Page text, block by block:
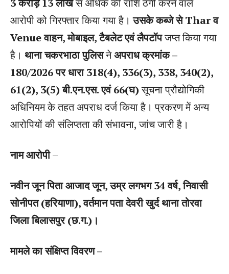
3 करोड़ 13 लाखसे अधिक की राशि ठगी करने वाले
आरोपी को गिरफ्तार किया गया है।उसके कब्जे से Thar व
Venue वाहन, मोबाइल, टैबलेट एवं लैपटॉपजप्त किया गया
है। थाना चकरभाठा पुलिसनेअपराध क्रमांक –
180/2026 पर धारा 318(4), 336(3), 338, 340(2),
61(2), 3(5) बी.एन.एस. एवं 66(घ)सूचना प्रौद्योगिकी
अधिनियम के तहत अपराध दर्ज किया है। प्रकरण में अन्य
आरोपियों की संलिप्तता की संभावना, जांच जारी है।
नाम आरोपी–
नवीन जून पिता आजाद जून, उम्र लगभग 34 वर्ष, निवासी
सोनीपत (हरियाणा), वर्तमान पता देवरी खुर्द थाना तोरवा
जिला बिलासपुर (छ.ग.)।
मामले का संक्षिप्त विवरण –